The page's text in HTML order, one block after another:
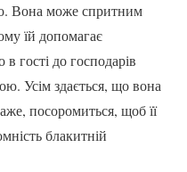
Вона може спритним
їй допомагає
гості до господарів
Усім здається, що вона
посоромиться, щоб її
блакитній